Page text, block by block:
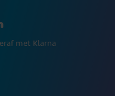
met Klarna